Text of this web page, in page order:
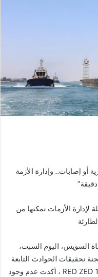
إصابات.. وإدارة الأزمة
الأزمات تمكنها من
السويس، اليوم السبت،
تحقيقات الحوادث التابعة
للهيئة عن واقعة جنوح سفينة الغطس RED ZED 1 ، أكدت عدم وجود